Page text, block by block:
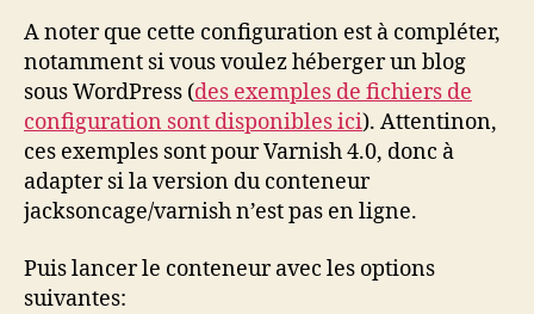
A noter que cette configuration est à compléter,
notamment si vous voulez héberger un blog
sous WordPress (des exemples de fichiers de
configuration sont disponibles ici). Attentinon,
ces exemples sont pour Varnish 4.0, donc à
adapter si la version du conteneur
jacksoncage/varnish n’est pas en ligne.
Puis lancer le conteneur avec les options
suivantes: